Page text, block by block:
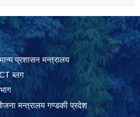
प्रशासन मन्त्रालय
ब्लग
मन्त्रालय गण्डकी प्रदेश